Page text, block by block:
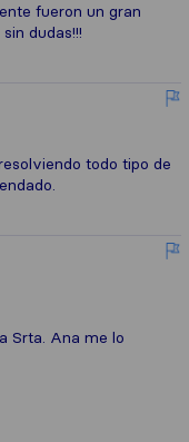
fueron un gran
dudas!!!
todo tipo de
Srta. Ana me lo